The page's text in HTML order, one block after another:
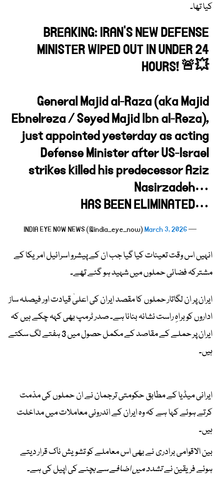
کیا تھا۔
BREAKING: IRAN’S NEW DEFENSE
MINISTER WIPED OUT IN UNDER 24
HOURS! 🚨💥
General Majid al-Raza (aka Majid
Ebnelreza / Seyed Majid Ibn al-Reza),
just appointed yesterday as acting
Defense Minister after US-Israel
strikes killed his predecessor Aziz
Nasirzadeh…
HAS BEEN ELIMINATED…
— INDIA EYE NOW NEWS (@india_eye_now)
March 3, 2026
انہیں اس وقت تعینات کیا گیا جب ان کے پیشرو اسرائیل امریکا کے
مشترکہ فضائی حملوں میں شہید ہو گئے تھے۔
ایران پر ان لگاتار حملوں کا مقصد ایران کی اعلیٰ قیادت اور فیصلہ ساز
اداروں کو براہِ راست نشانہ بنانا ہے۔ صدر ٹرمپ بھی کہہ چکے ہیں کہ
ایران پر حملے کے مقاصد کے مکمل حصول میں 3 ہفتے لگ سکتے
ہیں۔
ایرانی میڈیا کے مطابق حکومتی ترجمان نے ان حملوں کی مذمت
کرتے ہوئے کہا ہے کہ وہ ایران کے اندرونی معاملات میں مداخلت
ہیں۔
بین الاقوامی برادری نے بھی اس معاملے کو تشویش ناک قرار دیتے
ہوئے فریقین نےتشدد میں اضافے سے بچنےکی اپیل کی ہے۔